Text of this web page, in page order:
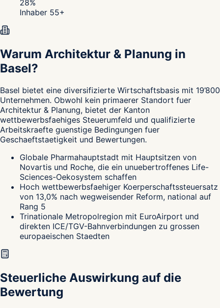
28%
Inhaber 55+
Warum Architektur & Planung in
Basel?
Basel bietet eine diversifizierte Wirtschaftsbasis mit 19’800
Unternehmen. Obwohl kein primaerer Standort fuer
Architektur & Planung, bietet der Kanton
wettbewerbsfaehiges Steuerumfeld und qualifizierte
Arbeitskraefte guenstige Bedingungen fuer
Geschaeftstaetigkeit und Bewertungen.
Globale Pharmahauptstadt mit Hauptsitzen von
Novartis und Roche, die ein unuebertroffenes Life-
Sciences-Oekosystem schaffen
Hoch wettbewerbsfaehiger Koerperschaftssteuersatz
von 13,0% nach wegweisender Reform, national auf
Rang 5
Trinationale Metropolregion mit EuroAirport und
direkten ICE/TGV-Bahnverbindungen zu grossen
europaeischen Staedten
Steuerliche Auswirkung auf die
Bewertung